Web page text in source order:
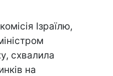
Ізраїлю,
схвалила
на